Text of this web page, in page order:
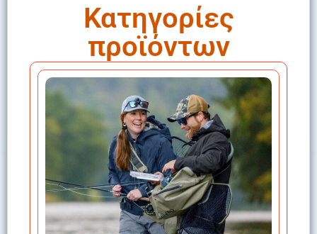
Κατηγορίες
προϊόντων